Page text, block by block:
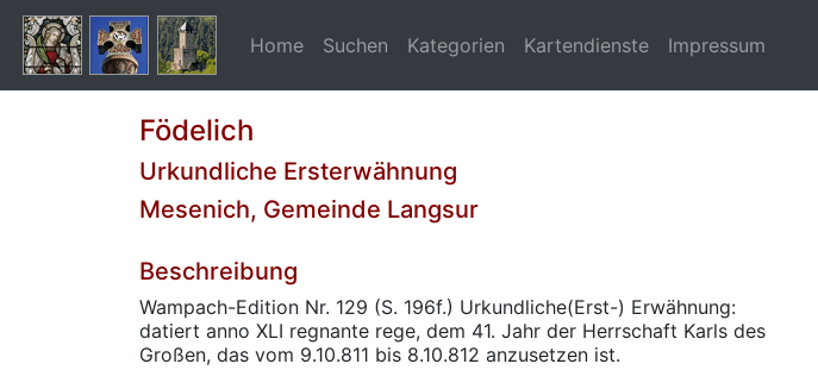
Home Suchen Kategorien Kartendienste Impressum
Födelich
Urkundliche Ersterwähnung
Mesenich, Gemeinde Langsur
Beschreibung
Wampach-Edition Nr. 129 (S. 196f.) Urkundliche(Erst-) Erwähnung:
datiert anno XLI regnante rege, dem 41. Jahr der Herrschaft Karls des
Großen, das vom 9.10.811 bis 8.10.812 anzusetzen ist.